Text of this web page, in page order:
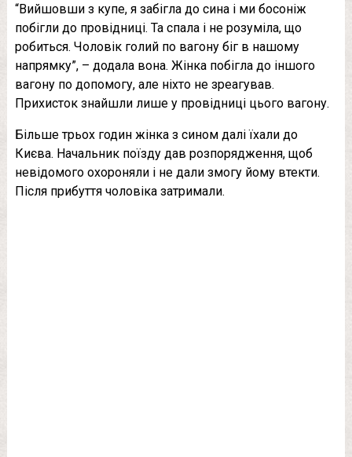
“Вийшовши з купе, я забігла до сина і ми босоніж
побігли до провідниці. Та спала і не розуміла, що
робиться. Чоловік голий по вагону біг в нашому
напрямку”, – додала вона. Жінка побігла до іншого
вагону по допомогу, але ніхто не зреагував.
Прихисток знайшли лише у провідниці цього вагону.
Більше трьох годин жінка з сином далі їхали до
Києва. Начальник поїзду дав розпорядження, щоб
невідомого охороняли і не дали змогу йому втекти.
Після прибуття чоловіка затримали.